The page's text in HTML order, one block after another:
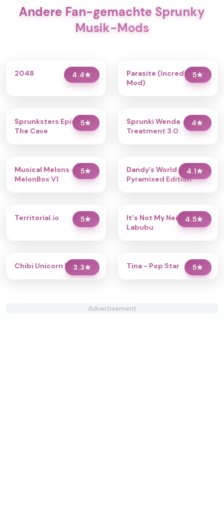
Andere Fan-gemachte Sprunky
Musik-Mods
4.4★
2048 5★
Parasite (Incredibox
Mod)
5★
Sprunksters Episode 2:
The Cave
4★
Sprunki Wenda
Treatment 3.0
5★
Musical Melons –
MelonBox V1
4.1★
Dandy’s World
Pyramixed Edition
5★
Territorial.io 4.5★
It's Not My Neighbor:
Labubu
3.3★
Chibi Unicorn Dress Up 5★
Tina - Pop Star
Advertisement